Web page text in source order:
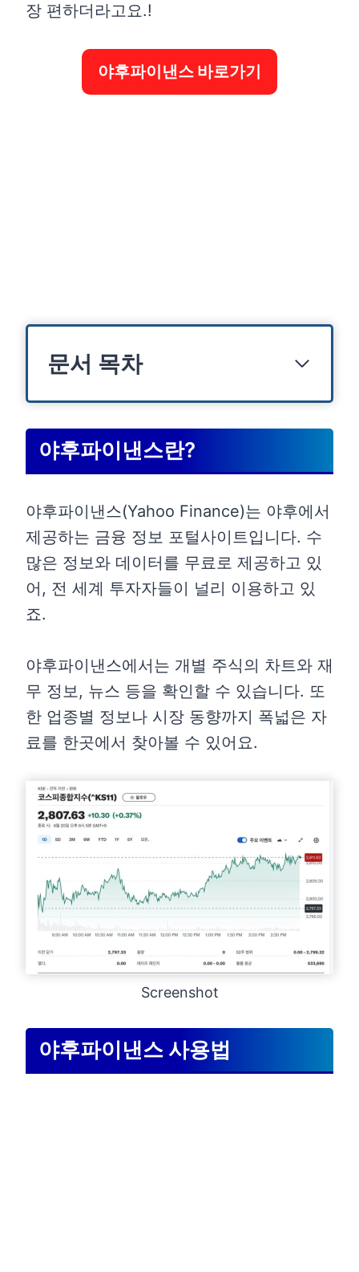
장 편하더라고요.!
야후파이낸스 바로가기
문서 목차
야후파이낸스란?
야후파이낸스(Yahoo Finance)는 야후에서
제공하는 금융 정보 포털사이트입니다. 수
많은 정보와 데이터를 무료로 제공하고 있
어, 전 세계 투자자들이 널리 이용하고 있
죠.
야후파이낸스에서는 개별 주식의 차트와 재
무 정보, 뉴스 등을 확인할 수 있습니다. 또
한 업종별 정보나 시장 동향까지 폭넓은 자
료를 한곳에서 찾아볼 수 있어요.
Screenshot
야후파이낸스 사용법